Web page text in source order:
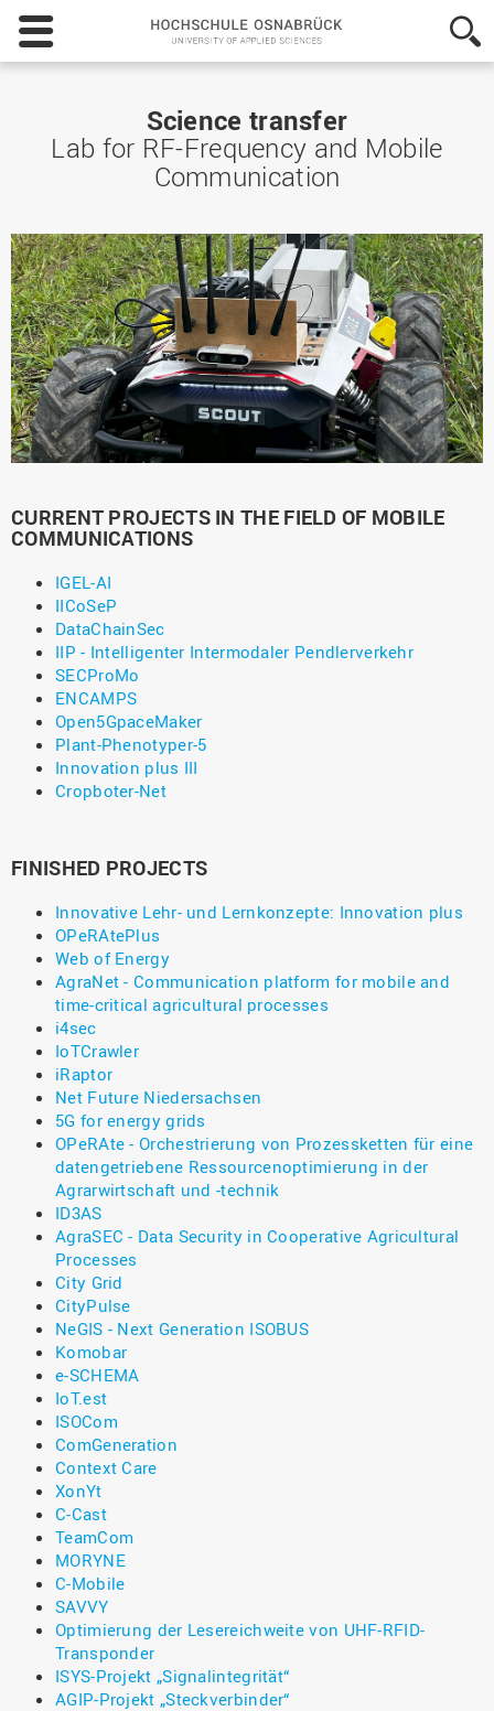
Hochschule
Osnabrück
-
Sciences
Science transfer
Lab for RF-Frequency and Mobile
Communication
CURRENT PROJECTS IN THE FIELD OF MOBILE
COMMUNICATIONS
IGEL-AI
IICoSeP
DataChainSec
IIP - Intelligenter Intermodaler Pendlerverkehr
SECProMo
ENCAMPS
Open5GpaceMaker
Plant-Phenotyper-5
Innovation plus III
Cropboter-Net
FINISHED PROJECTS
Innovative Lehr- und Lernkonzepte: Innovation plus
OPeRAtePlus
Web of Energy
AgraNet - Communication platform for mobile and
time-critical agricultural processes
i4sec
IoTCrawler
iRaptor
Net Future Niedersachsen
5G for energy grids
OPeRAte - Orchestrierung von Prozessketten für eine
datengetriebene Ressourcenoptimierung in der
Agrarwirtschaft und -technik
ID3AS
AgraSEC - Data Security in Cooperative Agricultural
Processes
City Grid
CityPulse
NeGIS - Next Generation ISOBUS
Komobar
e-SCHEMA
IoT.est
ISOCom
ComGeneration
Context Care
XonYt
C-Cast
TeamCom
MORYNE
C-Mobile
SAVVY
Optimierung der Lesereichweite von UHF-RFID-
Transponder
ISYS-Projekt „Signalintegrität“
AGIP-Projekt „Steckverbinder“